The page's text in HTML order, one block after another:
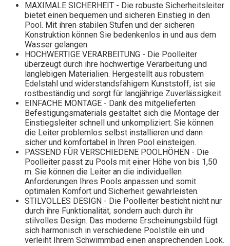
MAXIMALE SICHERHEIT - Die robuste Sicherheitsleiter
bietet einen bequemen und sicheren Einstieg in den
Pool. Mit ihren stabilen Stufen und der sicheren
Konstruktion können Sie bedenkenlos in und aus dem
Wasser gelangen.
HOCHWERTIGE VERARBEITUNG - Die Poolleiter
überzeugt durch ihre hochwertige Verarbeitung und
langlebigen Materialien. Hergestellt aus robustem
Edelstahl und widerstandsfähigem Kunststoff, ist sie
rostbeständig und sorgt für langjährige Zuverlässigkeit.
EINFACHE MONTAGE - Dank des mitgelieferten
Befestigungsmaterials gestaltet sich die Montage der
Einstiegsleiter schnell und unkompliziert. Sie können
die Leiter problemlos selbst installieren und dann
sicher und komfortabel in Ihren Pool einsteigen.
PASSEND FÜR VERSCHIEDENE POOLHÖHEN - Die
Poolleiter passt zu Pools mit einer Höhe von bis 1,50
m. Sie können die Leiter an die individuellen
Anforderungen Ihres Pools anpassen und somit
optimalen Komfort und Sicherheit gewährleisten.
STILVOLLES DESIGN - Die Poolleiter besticht nicht nur
durch ihre Funktionalität, sondern auch durch ihr
stilvolles Design. Das moderne Erscheinungsbild fügt
sich harmonisch in verschiedene Poolstile ein und
verleiht Ihrem Schwimmbad einen ansprechenden Look.